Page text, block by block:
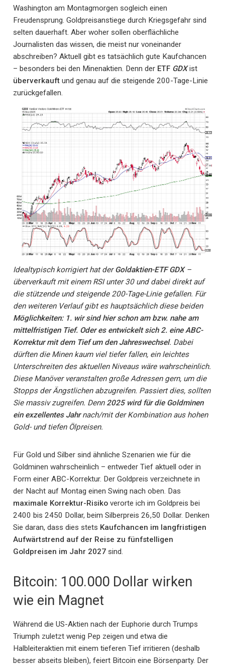
Washington am Montagmorgen sogleich einen
Freudensprung. Goldpreisanstiege durch Kriegsgefahr sind
selten dauerhaft. Aber woher sollen oberflächliche
Journalisten das wissen, die meist nur voneinander
abschreiben? Aktuell gibt es tatsächlich gute Kaufchancen
– besonders bei den Minenaktien. Denn der ETF GDXist
überverkauft und genau auf die steigende 200-Tage-Linie
zurückgefallen.
Idealtypisch korrigiert hat derGoldaktien-ETF GDX–
überverkauft mit einem RSI unter 30 und dabei direkt auf
die stützende und steigende 200-Tage-Linie gefallen. Für
den weiteren Verlauf gibt es hauptsächlich diese beiden
Möglichkeiten: 1. wir sind hier schon am bzw. nahe am
mittelfristigen Tief. Oder es entwickelt sich 2. eine ABC-
Korrektur mit dem Tief um den Jahreswechsel. Dabei
dürften die Minen kaum viel tiefer fallen, ein leichtes
Unterschreiten des aktuellen Niveaus wäre wahrscheinlich.
Diese Manöver veranstalten große Adressen gern, um die
Stopps der Ängstlichen abzugreifen. Passiert dies, sollten
Sie massiv zugreifen. Denn2025 wird für die Goldminen
ein exzellentes Jahrnach/mit der Kombination aus hohen
Gold- und tiefen Ölpreisen.
Für Gold und Silber sind ähnliche Szenarien wie für die
Goldminen wahrscheinlich – entweder Tief aktuell oder in
Form einer ABC-Korrektur. Der Goldpreis verzeichnete in
der Nacht auf Montag einen Swing nach oben. Das
maximale Korrektur-Risiko verorte ich im Goldpreis bei
2400 bis 2450 Dollar, beim Silberpreis 26,50 Dollar. Denken
Sie daran, dass dies stets Kaufchancen im langfristigen
Aufwärtstrend auf der Reise zu fünfstelligen
Goldpreisen im Jahr 2027 sind.
Bitcoin: 100.000 Dollar wirken
wie ein Magnet
Während die US-Aktien nach der Euphorie durch Trumps
Triumph zuletzt wenig Pep zeigen und etwa die
Halbleiteraktien mit einem tieferen Tief irritieren (deshalb
besser abseits bleiben), feiert Bitcoin eine Börsenparty. Der